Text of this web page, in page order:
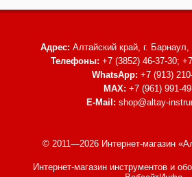
Адрес: Алтайский край, г. Барнаул,
Телефоны: +7 (3852) 46-37-30;
WhatsApp: +7 (913)
MAX: +7 (961) 991-
E-Mail: shop@altay-
© 2011—2026 Интернет-магазин
Интернет-магазин инструментов и